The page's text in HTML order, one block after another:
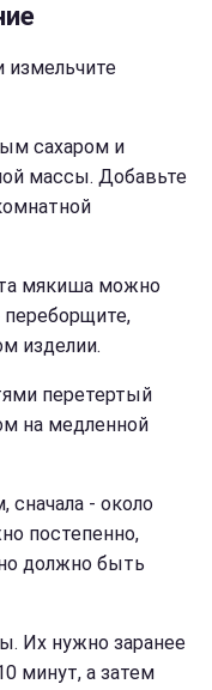
измельчите
сахаром и
массы. Добавьте
мякиша можно
переборщите,
изделии.
перетертый
на медленной
сначала - около
постепенно,
должно быть
Их нужно заранее
минут, а затем